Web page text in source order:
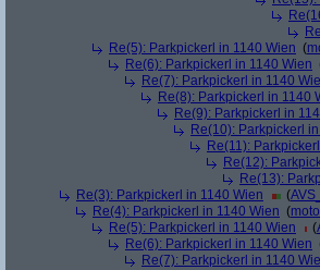
Re(5): Parkpickerl in 1140 Wien (
Re(6): Parkpickerl in 1140 Wien
Re(7): Parkpickerl in 1140
Re(8): Parkpickerl in 1140
Re(9): Parkpickerl in
Re(10): Parkpickerl
Re(11):
Re(12):
Re(13):
Re(3): Parkpickerl in 1140 Wien
(
Re(4): Parkpickerl in 1140 Wien (
Re(5): Parkpickerl in 1140 Wien
(
Re(6): Parkpickerl in 1140 Wien
Re(7): Parkpickerl in 1140